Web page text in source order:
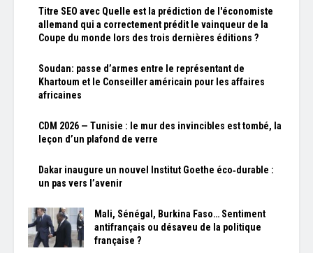
Titre SEO avec Quelle est la prédiction de l'économiste
allemand qui a correctement prédit le vainqueur de la
Coupe du monde lors des trois dernières éditions ?
Soudan: passe d’armes entre le représentant de
Khartoum et le Conseiller américain pour les affaires
africaines
CDM 2026 — Tunisie : le mur des invincibles est tombé, la
leçon d’un plafond de verre
Dakar inaugure un nouvel Institut Goethe éco‑durable :
un pas vers l’avenir
Mali, Sénégal, Burkina Faso… Sentiment
antifrançais ou désaveu de la politique
française ?